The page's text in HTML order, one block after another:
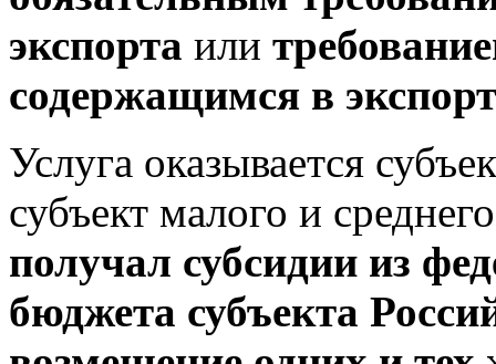
экспорта или
содержащимся в
Услуга оказывается
субъект малого и
получал субсидии из
бюджета субъекта